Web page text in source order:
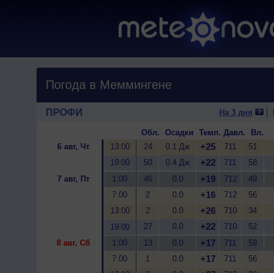
Погода в Меммингене
ПРОФИ На 3 дня
Обл. Осадки Темп. Давл. Вл.
6 авг, Чт
13:00 24 0.1 Дж +25 711 51
19:00
50 0.4 Дж +22 711 58
7 авг, Пт
1:00 46 0.0 +19 712 49
7:00
2 0.0 +16 712 56
13:00
2 0.0 +26 710 34
19:00
27 0.0 +22 710 52
8 авг, Сб
1:00 13 0.0 +17 711 59
7:00
1 0.0 +17 711 56